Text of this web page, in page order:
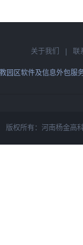
关于我们 联
园区软件及信息外包服
版权所有：河南杨金高